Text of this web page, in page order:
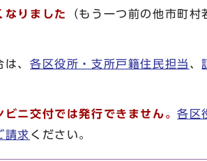
なりました
（もう一つ前の他市町
は、各区役所・支所戸籍住民担当 、
ニ交付では発行できません。各区
請求 ください。